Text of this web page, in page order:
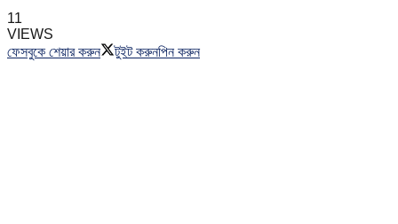
11
VIEWS
ফেসবুকে শেয়ার করুন
টুইট করুনপিন করুন